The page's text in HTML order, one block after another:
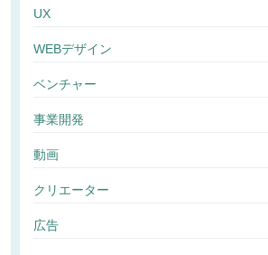
UX
WEBデザイン
ベンチャー
事業開発
動画
クリエーター
広告